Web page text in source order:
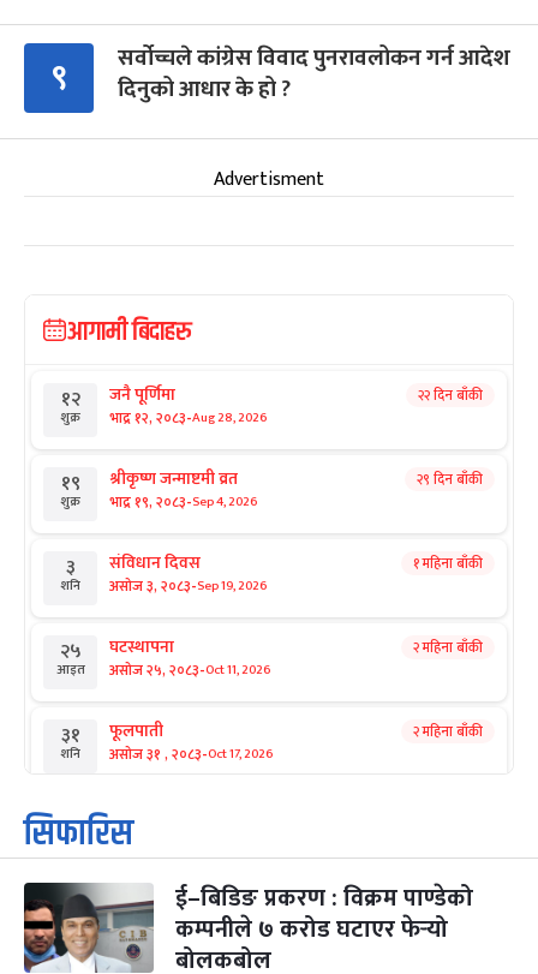
९
सर्वोच्चले कांग्रेस विवाद पुनरावलोकन गर्न आदेश
दिनुको आधार के हो ?
Advertisment
आगामी बिदाहरु
१२
शुक्र
जनै पूर्णिमा
भाद्र १२, २०८३-Aug 28, 2026
२२ दिन बाँकी
१९
शुक्र
श्रीकृष्ण जन्माष्टमी व्रत
भाद्र १९, २०८३-Sep 4, 2026
२९ दिन बाँकी
३
शनि
संविधान दिवस
असोज ३, २०८३-Sep 19, 2026
१ महिना बाँकी
२५
आइत
घटस्थापना
असोज २५, २०८३-Oct 11, 2026
२ महिना बाँकी
३१
शनि
फूलपाती
असोज ३१ , २०८३-Oct 17, 2026
२ महिना बाँकी
१
आइत
कार्तिक सङ्क्रान्ति
कार्तिक १, २०८३
३
मंगल
महानवमी
कार्तिक ३, २०८३-Oct 20, 2026
२ महिना बाँकी
सिफारिस
ई–बिडिङ प्रकरण : विक्रम पाण्डेको
कम्पनीले ७ करोड घटाएर फेर्‍यो
बोलकबोल